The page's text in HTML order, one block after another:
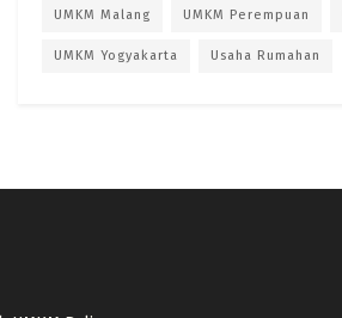
UMKM Malang UMKM Perempuan
UMKM Yogyakarta Usaha Rumahan